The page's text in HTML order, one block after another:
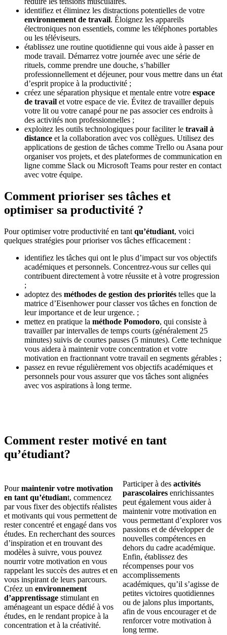
identifiez et éliminez les distractions potentielles de votre
environnement de travail. Éloignez les appareils
électroniques non essentiels, comme les téléphones portables
ou les téléviseurs.
établissez une routine quotidienne qui vous aide à passer en
mode travail. Démarrez votre journée avec une série de
rituels, comme prendre une douche, s’habiller
professionnellement et déjeuner, pour vous mettre dans un état
d’esprit propice à la productivité ;
créez une séparation physique et mentale entre votre espace
de travail et votre espace de vie. Évitez de travailler depuis
votre lit ou votre canapé pour ne pas associer ces endroits à
des activités non professionnelles ;
exploitez les outils technologiques pour faciliter le travail à
distance et la collaboration avec vos collègues. Utilisez des
applications de gestion de tâches comme Trello ou Asana pour
organiser vos projets, et des plateformes de communication en
ligne comme Slack ou Microsoft Teams pour rester en contact
avec votre équipe.
Comment prioriser ses tâches et
optimiser sa productivité ?
Pour optimiser votre productivité en tant qu’étudiant, voici
quelques stratégies pour prioriser vos tâches efficacement :
identifiez les tâches qui ont le plus d’impact sur vos objectifs
académiques et personnels. Concentrez-vous sur celles qui
contribuent directement à votre réussite et à votre progression
;
adoptez des méthodes de gestion des priorités telles que la
matrice d’Eisenhower pour classer vos tâches en fonction de
leur importance et de leur urgence. ;
mettez en pratique la méthode Pomodoro, qui consiste à
travailler par intervalles de temps courts (généralement 25
minutes) suivis de courtes pauses (5 minutes). Cette technique
vous aidera à maintenir votre concentration et votre
motivation en fractionnant votre travail en segments gérables ;
passez en revue régulièrement vos objectifs académiques et
personnels pour vous assurer que vos tâches sont alignées
avec vos aspirations à long terme.
Comment rester motivé en tant
qu’étudiant?
Pourmaintenir votre motivation
en tant qu’étudiant, commencez
par vous fixer des objectifs réalistes
et motivants qui vous permettent de
rester concentré et engagé dans vos
études. En recherchant des sources
d’inspiration et en trouvant des
modèles à suivre, vous pouvez
nourrir votre motivation en vous
rappelant les succès des autres et en
vous inspirant de leurs parcours.
Créez un environnement
d’apprentissage stimulant en
aménageant un espace dédié à vos
études, en le rendant propice à la
concentration et à la créativité.
Participer à des activités
parascolaires enrichissantes
peut également vous aider à
maintenir votre motivation en
vous permettant d’explorer vos
passions et de développer de
nouvelles compétences en
dehors du cadre académique.
Enfin, établissez des
récompenses pour vos
accomplissements
académiques, qu’il s’agisse de
petites victoires quotidiennes
ou de jalons plus importants,
afin de vous encourager et de
renforcer votre motivation à
long terme.